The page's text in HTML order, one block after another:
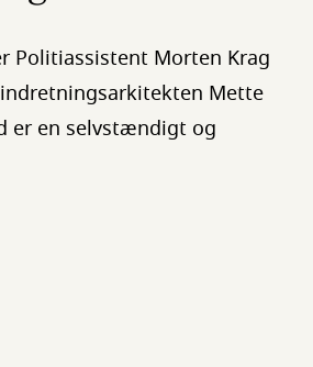
Politiassistent Morten Krag
Mette
er en selvstændigt og